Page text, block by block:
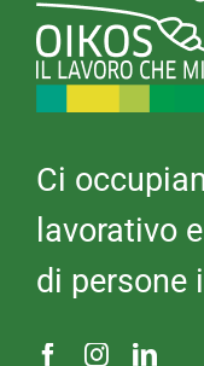
Ci
lavorativo
di persone